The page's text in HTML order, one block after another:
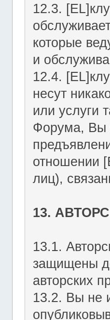
12.3.
которые
и
12.4.
несут
или услуги
Форума, Вы
отношении
лиц),
13.
13.1.
защищены
авторских
13.2. Вы не